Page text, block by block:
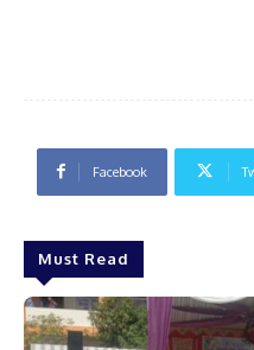
Facebook
Must Read